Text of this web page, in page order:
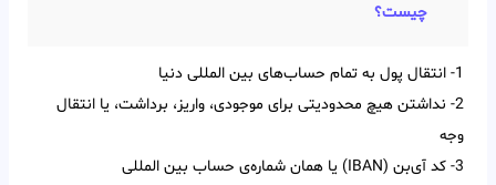
چیست؟
1- انتقال پول به تمام حساب‌‌های بین‌‌ المللی دنیا
2- نداشتن هیچ محدودیتی برای موجودی، واریز، برداشت، یا انتقال
وجه
3- کد آی‌‌بن (IBAN) یا همان شماره‌ی حساب بین‌ المللی